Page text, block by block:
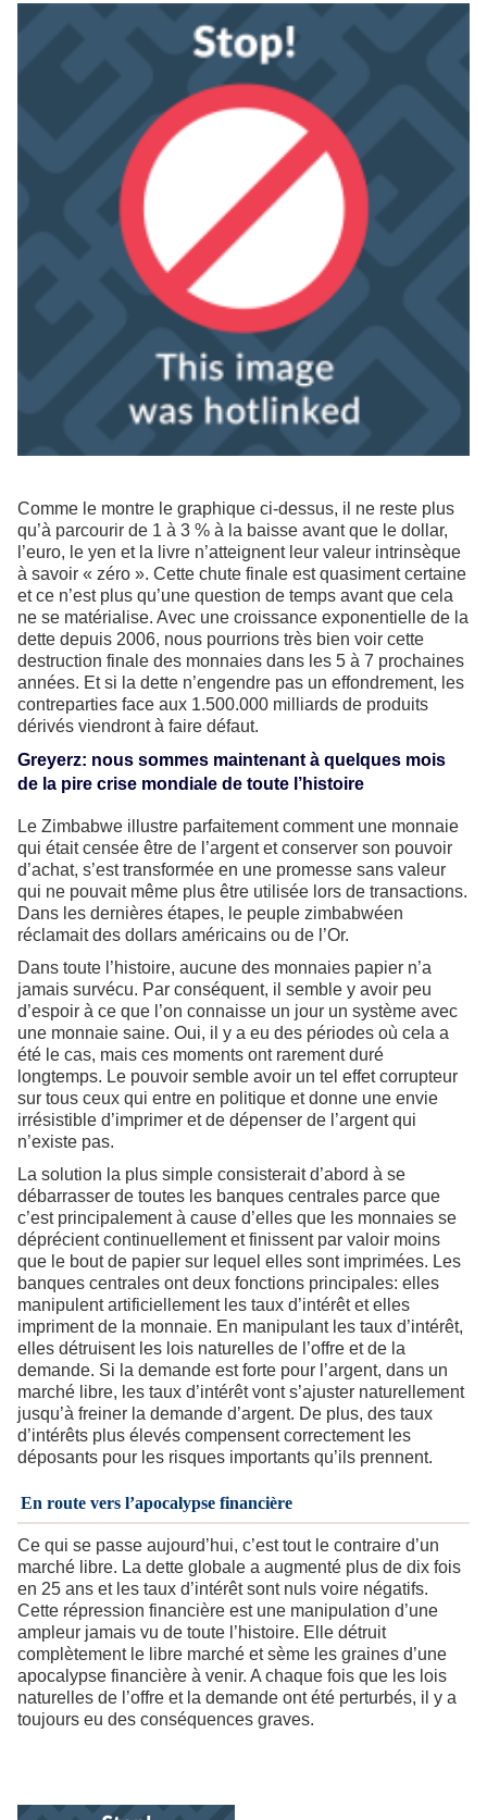
Comme le montre le graphique ci-dessus, il ne reste plus
qu’à parcourir de 1 à 3 % à la baisse avant que le dollar,
l’euro, le yen et la livre n’atteignent leur valeur intrinsèque
à savoir « zéro ». Cette chute finale est quasiment certaine
et ce n’est plus qu’une question de temps avant que cela
ne se matérialise. Avec une croissance exponentielle de la
dette depuis 2006, nous pourrions très bien voir cette
destruction finale des monnaies dans les 5 à 7 prochaines
années. Et si la dette n’engendre pas un effondrement, les
contreparties face aux 1.500.000 milliards de produits
dérivés viendront à faire défaut.
Greyerz: nous sommes maintenant à quelques mois
de la pire crise mondiale de toute l’histoire
Le Zimbabwe illustre parfaitement comment une monnaie
qui était censée être de l’argent et conserver son pouvoir
d’achat, s’est transformée en une promesse sans valeur
qui ne pouvait même plus être utilisée lors de transactions.
Dans les dernières étapes, le peuple zimbabwéen
réclamait des dollars américains ou de l’Or.
Dans toute l’histoire, aucune des monnaies papier n’a
jamais survécu. Par conséquent, il semble y avoir peu
d’espoir à ce que l’on connaisse un jour un système avec
une monnaie saine. Oui, il y a eu des périodes où cela a
été le cas, mais ces moments ont rarement duré
longtemps. Le pouvoir semble avoir un tel effet corrupteur
sur tous ceux qui entre en politique et donne une envie
irrésistible d’imprimer et de dépenser de l’argent qui
n’existe pas.
La solution la plus simple consisterait d’abord à se
débarrasser de toutes les banques centrales parce que
c’est principalement à cause d’elles que les monnaies se
déprécient continuellement et finissent par valoir moins
que le bout de papier sur lequel elles sont imprimées. Les
banques centrales ont deux fonctions principales: elles
manipulent artificiellement les taux d’intérêt et elles
impriment de la monnaie. En manipulant les taux d’intérêt,
elles détruisent les lois naturelles de l’offre et de la
demande. Si la demande est forte pour l’argent, dans un
marché libre, les taux d’intérêt vont s’ajuster naturellement
jusqu’à freiner la demande d’argent. De plus, des taux
d’intérêts plus élevés compensent correctement les
déposants pour les risques importants qu’ils prennent.
En route vers l’apocalypse financière
Ce qui se passe aujourd’hui, c’est tout le contraire d’un
marché libre. La dette globale a augmenté plus de dix fois
en 25 ans et les taux d’intérêt sont nuls voire négatifs.
Cette répression financière est une manipulation d’une
ampleur jamais vu de toute l’histoire. Elle détruit
complètement le libre marché et sème les graines d’une
apocalypse financière à venir. A chaque fois que les lois
naturelles de l’offre et la demande ont été perturbés, il y a
toujours eu des conséquences graves.